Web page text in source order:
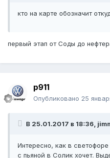
кто на карте обозначит
первый этап от Соды до
p911
Опубликовано 25
В 25.01.2017 в 18:36,
Интересно, как в
с пьяной в Солик хочет.